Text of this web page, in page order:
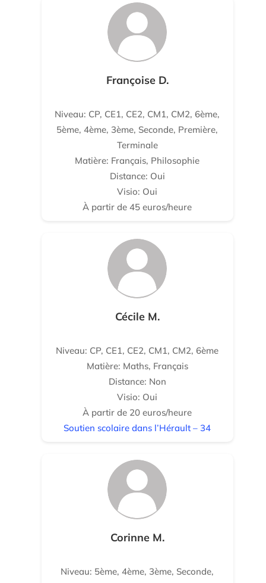
Françoise D.
Niveau: CP, CE1, CE2, CM1, CM2, 6ème,
5ème, 4ème, 3ème, Seconde, Première,
Terminale
Matière: Français, Philosophie
Distance: Oui
Visio: Oui
À partir de 45 euros/heure
Cécile M.
Niveau: CP, CE1, CE2, CM1, CM2, 6ème
Matière: Maths, Français
Distance: Non
Visio: Oui
À partir de 20 euros/heure
Soutien scolaire dans l’Hérault – 34
Corinne M.
Niveau: 5ème, 4ème, 3ème, Seconde,